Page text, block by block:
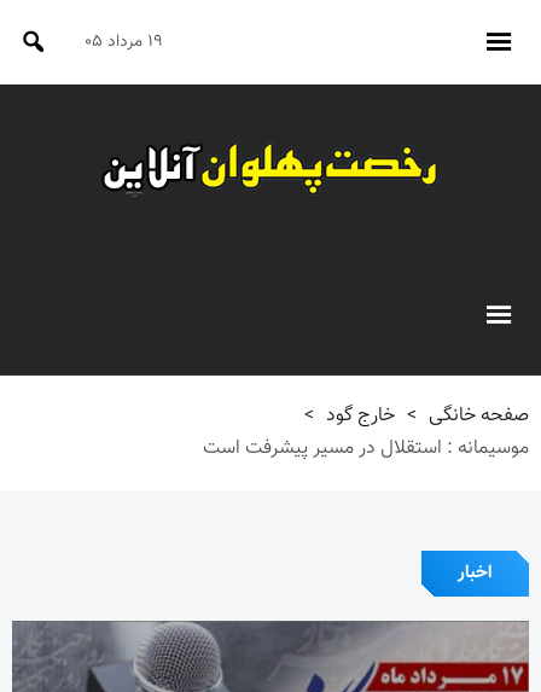
۱۹ مرداد ۰۵
صفحه خانگی > خارج گود >
موسیمانه : استقلال در مسیر پیشرفت است
اخبار